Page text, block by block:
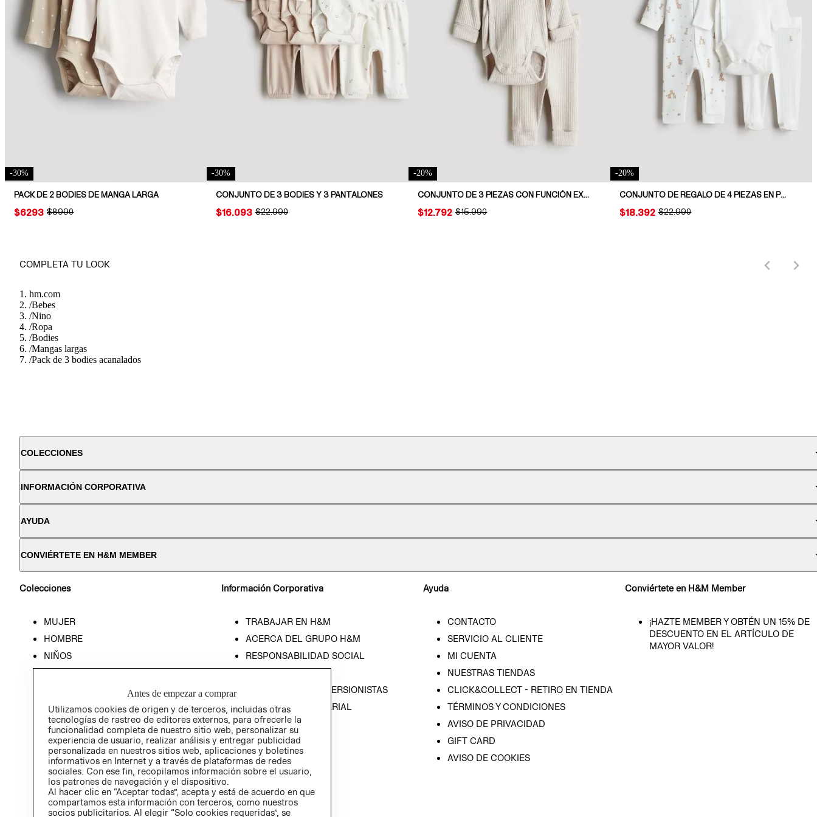
-30%
PACK DE 2 BODIES DE MANGA LARGA
ORIGINAL PRICE:
$8990
PRICE:
$6293
-30%
CONJUNTO DE 3 BODIES Y 3 PANTALONES
ORIGINAL PRICE:
$22.990
PRICE:
$16.093
-20%
CONJUNTO DE 3 PIEZAS CON FUNCIÓN EXTENSIBLE
ORIGINAL PRICE:
$15.990
PRICE:
$12.792
-20%
CONJUNTO DE REGALO DE 4 PIEZAS EN PUNTO DE ALGODÓN
ORIGINAL PRICE:
$22.990
PRICE:
$18.392
COMPLETA TU LOOK
hm.com
/Bebes
/Nino
/Ropa
/Bodies
/Mangas largas
/Pack de 3 bodies acanalados
COLECCIONES
INFORMACIÓN CORPORATIVA
AYUDA
CONVIÉRTETE EN H&M MEMBER
Colecciones
MUJER
HOMBRE
NIÑOS
Información Corporativa
TRABAJAR EN H&M
ACERCA DEL GRUPO H&M
RESPONSABILIDAD SOCIAL
RELACIÓN CON INVERSIONISTAS
POLÍTICA EMPRESARIAL
Ayuda
CONTACTO
SERVICIO AL CLIENTE
MI CUENTA
NUESTRAS TIENDAS
CLICK&COLLECT - RETIRO EN TIENDA
TÉRMINOS Y CONDICIONES
AVISO DE PRIVACIDAD
GIFT CARD
AVISO DE COOKIES
Conviértete en H&M Member
¡HAZTE MEMBER Y OBTÉN UN 15% DE
DESCUENTO EN EL ARTÍCULO DE
MAYOR VALOR!
Antes de empezar a comprar
Utilizamos cookies de origen y de terceros, incluidas otras
tecnologías de rastreo de editores externos, para ofrecerle la
funcionalidad completa de nuestro sitio web, personalizar su
experiencia de usuario, realizar análisis y entregar publicidad
personalizada en nuestros sitios web, aplicaciones y boletines
informativos en Internet y a través de plataformas de redes
sociales. Con ese fin, recopilamos información sobre el usuario,
los patrones de navegación y el dispositivo.
Al hacer clic en “Aceptar todas”, acepta y está de acuerdo en que
compartamos esta información con terceros, como nuestros
socios publicitarios. Al elegir “Solo cookies requeridas”, se